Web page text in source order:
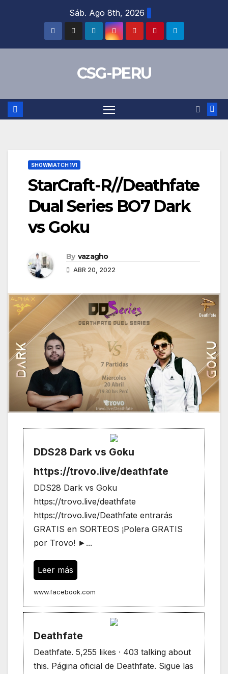
Sáb. Ago 8th, 2026
CSG-PERU
SHOWMATCH 1V1
StarCraft-R//Deathfate
Dual Series BO7 Dark
vs Goku
By vazagho
ABR 20, 2022
DDS28 Dark vs Goku
https://trovo.live/deathfate
DDS28 Dark vs Goku
https://trovo.live/deathfate
https://trovo.live/Deathfate entrarás
GRATIS en SORTEOS ¡Polera GRATIS
por Trovo! ►...
Leer más
www.facebook.com
Deathfate
Deathfate. 5,255 likes · 403 talking about
this. Página oficial de Deathfate. Sigue las